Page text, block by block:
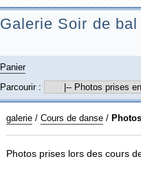
Galerie Soir de bal
Panier
Parcourir :
galerie/ Cours de danse/
Photos prises lors des cours